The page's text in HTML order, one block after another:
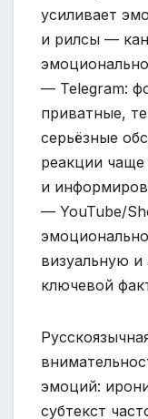
усиливает
и рилсы —
— Telegram:
приватные,
серьёзные
реакции
и
— YouTube/
визуальную и
ключевой
эмоций:
субтекст